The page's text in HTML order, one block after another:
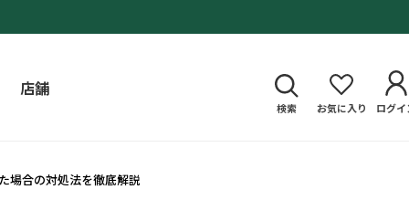
店舗
検索 お気に入り ログイ
場合の対処法を徹底解説